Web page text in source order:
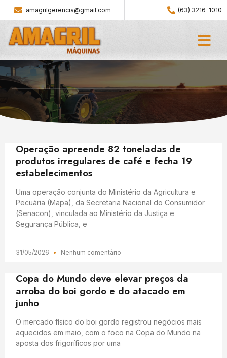
amagrilgerencia@gmail.com (63) 3216-1010
Operação apreende 82 toneladas de
produtos irregulares de café e fecha 19
estabelecimentos
Uma operação conjunta do Ministério da Agricultura e
Pecuária (Mapa), da Secretaria Nacional do Consumidor
(Senacon), vinculada ao Ministério da Justiça e
Segurança Pública, e
31/05/2026 Nenhum comentário
Copa do Mundo deve elevar preços da
arroba do boi gordo e do atacado em
junho
O mercado físico do boi gordo registrou negócios mais
aquecidos em maio, com o foco na Copa do Mundo na
aposta dos frigoríficos por uma